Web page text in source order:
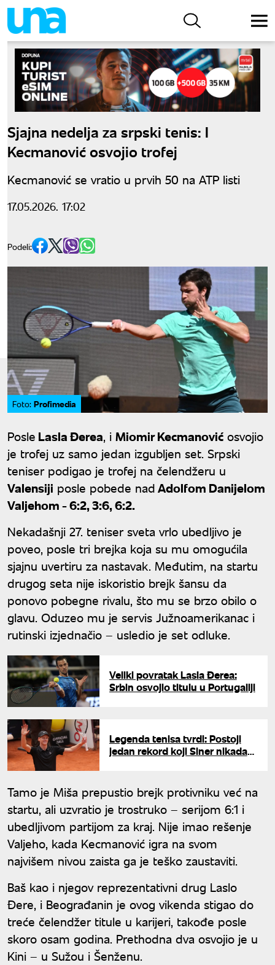
Sjajna nedelja za srpski tenis: I
Kecmanović osvojio trofej
Kecmanović se vratio u prvih 50 na ATP listi
17.05.2026. 17:02
Podeli:
Foto: Profimedia
Posle Lasla Đerea, i Miomir Kecmanović osvojio
je trofej uz samo jedan izgubljen set. Srpski
teniser podigao je trofej na čelendžeru u
Valensiji posle pobede nadAdolfom Danijelom
Valjehom - 6:2, 3:6, 6:2.
Nekadašnji 27. teniser sveta vrlo ubedljivo je
poveo, posle tri brejka koja su mu omogućila
sjajnu uvertiru za nastavak. Međutim, na startu
drugog seta nije iskoristio brejk šansu da
ponovo pobegne rivalu, što mu se brzo obilo o
glavu. Oduzeo mu je servis Južnoamerikanac i
rutinski izjednačio – usledio je set odluke.
Veliki povratak Lasla Đerea:
Srbin osvojio titulu u Portugaliji
Legenda tenisa tvrdi: Postoji
jedan rekord koji Siner nikada
Tamo je Miša prepustio brejk protivniku već na
startu, ali uzvratio je trostruko – serijom 6:1 i
ubedljivom partijom za kraj. Nije imao rešenje
Valjeho, kada Kecmanović igra na svom
najvišem nivou zaista ga je teško zaustaviti.
Baš kao i njegov reprezentativni drug Laslo
Đere, i Beograđanin je ovog vikenda stigao do
treće čelendžer titule u karijeri, takođe posle
skoro osam godina. Prethodna dva osvojio je u
Kini – u Sužou i Šenženu.